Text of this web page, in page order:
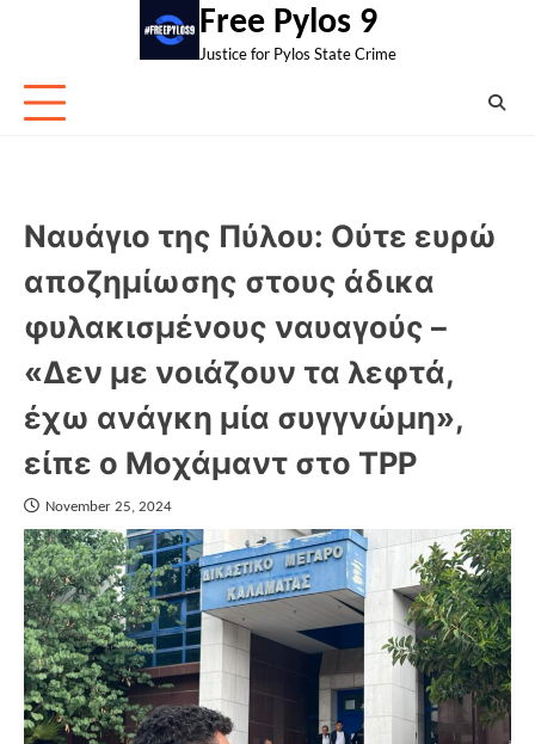
Free Pylos 9
Justice for Pylos State Crime
Ναυάγιο της Πύλου: Ούτε ευρώ
αποζημίωσης στους άδικα
φυλακισμένους ναυαγούς –
«Δεν με νοιάζουν τα λεφτά,
έχω ανάγκη μία συγγνώμη»,
είπε ο Μοχάμαντ στο TPP
November 25, 2024